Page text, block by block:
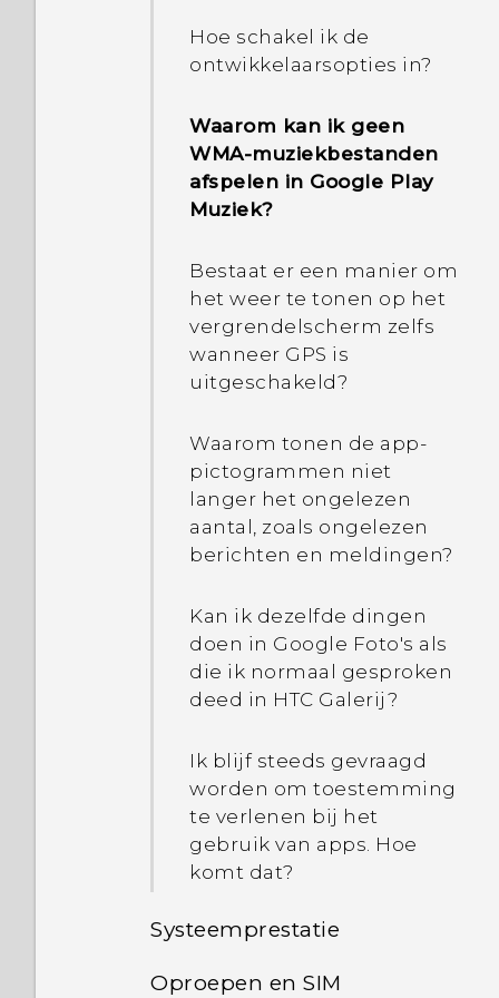
Hoe bespaart Doze-
Waarom zijn de modi
Energiebesparing en
Extreme
grijs?
Hoe bespaart Stand-by
app in Android
batterijspanning?
Waar wordt Batterij-
optimalisatie voor
gebruikt in Instellingen?
Hoe werkt Qualcomm
Hoe bespaar ik
batterijvermogen?
Hoe schakel ik de
ontwikkelaarsopties in?
Waarom kan ik geen
WMA-muziekbestanden
afspelen in Google Play
Muziek?
Bestaat er een manier om
het weer te tonen op het
vergrendelscherm zelfs
wanneer GPS is
uitgeschakeld?
Waarom tonen de app-
pictogrammen niet
langer het ongelezen
aantal, zoals ongelezen
berichten en meldingen?
Kan ik dezelfde dingen
doen in Google Foto's als
die ik normaal gesproken
deed in HTC Galerij?
Ik blijf steeds gevraagd
worden om toestemming
te verlenen bij het
gebruik van apps. Hoe
komt dat?
Systeemprestatie
Hoe krijg ik hulp op mijn
Oproepen en SIM